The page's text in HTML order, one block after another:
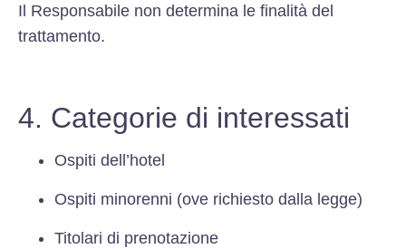
Il Responsabile non determina le finalità del
trattamento.
4. Categorie di interessati
Ospiti dell’hotel
Ospiti minorenni (ove richiesto dalla legge)
Titolari di prenotazione